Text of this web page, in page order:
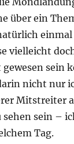
über ein
einmal
vielleicht
sein
nicht nur
Mitstreiter
sehen sein –
Tag.